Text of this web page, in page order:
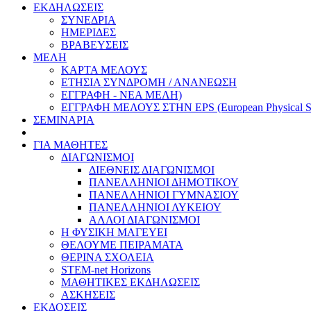
ΕΚΔΗΛΩΣΕΙΣ
ΣΥΝΕΔΡΙΑ
ΗΜΕΡΙΔΕΣ
ΒΡΑΒΕΥΣΕΙΣ
ΜΕΛΗ
ΚΑΡΤΑ ΜΕΛΟΥΣ
ΕΤΗΣΙΑ ΣΥΝΔΡΟΜΗ / ΑΝΑΝΕΩΣΗ
ΕΓΓΡΑΦΗ - ΝΕΑ ΜΕΛΗ)
ΕΓΓΡΑΦΗ ΜΕΛΟΥΣ ΣΤΗΝ EPS (European Physical
ΣΕΜΙΝΑΡΙΑ
ΓΙΑ ΜΑΘΗΤΕΣ
ΔΙΑΓΩΝΙΣΜΟΙ
ΔΙΕΘΝΕΙΣ ΔΙΑΓΩΝΙΣΜΟΙ
ΠΑΝΕΛΛΗΝΙΟΙ ΔΗΜΟΤΙΚΟΥ
ΠΑΝΕΛΛΗΝΙΟΙ ΓΥΜΝΑΣΙΟΥ
ΠΑΝΕΛΛΗΝΙΟΙ ΛΥΚΕΙΟΥ
ΑΛΛΟΙ ΔΙΑΓΩΝΙΣΜΟΙ
Η ΦΥΣΙΚΗ ΜΑΓΕΥΕΙ
ΘΕΛΟΥΜΕ ΠΕΙΡΑΜΑΤΑ
ΘΕΡΙΝΑ ΣΧΟΛΕΙΑ
STEM-net Horizons
ΜΑΘΗΤΙΚΕΣ ΕΚΔΗΛΩΣΕΙΣ
ΑΣΚΗΣΕΙΣ
ΕΚΔΟΣΕΙΣ